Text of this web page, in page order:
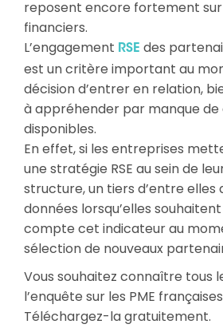
reposent encore fortement
financiers.
L’engagement RSE des
est un critère important au
décision d’entrer en relation,
à appréhender par manque de
disponibles.
En effet, si les entreprises
une stratégie RSE au sein de
structure, un tiers d’entre elles
données lorsqu’elles
compte cet indicateur au
sélection de nouveaux
Vous souhaitez connaître tous
l’enquête sur les PME
Téléchargez-la gratuitement.